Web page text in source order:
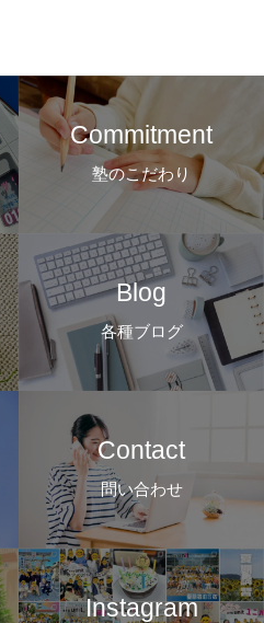
Commitment
塾のこだわり
Blog
各種ブログ
Contact
問い合わせ
Instagram